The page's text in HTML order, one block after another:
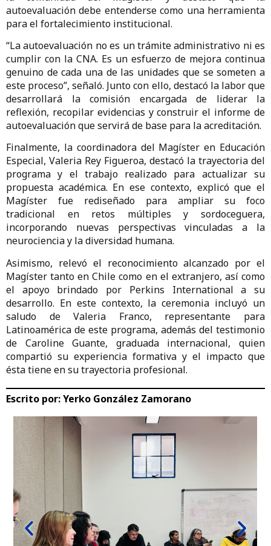
autoevaluación debe entenderse como una herramienta
para el fortalecimiento institucional.
“La autoevaluación no es un trámite administrativo ni es
cumplir con la CNA. Es un esfuerzo de mejora continua
genuino de cada una de las unidades que se someten a
este proceso”, señaló. Junto con ello, destacó la labor que
desarrollará la comisión encargada de liderar la
reflexión, recopilar evidencias y construir el informe de
autoevaluación que servirá de base para la acreditación.
Finalmente, la coordinadora del Magíster en Educación
Especial, Valeria Rey Figueroa, destacó la trayectoria del
programa y el trabajo realizado para actualizar su
propuesta académica. En ese contexto, explicó que el
Magíster fue rediseñado para ampliar su foco
tradicional en retos múltiples y sordoceguera,
incorporando nuevas perspectivas vinculadas a la
neurociencia y la diversidad humana.
Asimismo, relevó el reconocimiento alcanzado por el
Magíster tanto en Chile como en el extranjero, así como
el apoyo brindado por Perkins International a su
desarrollo. En este contexto, la ceremonia incluyó un
saludo de Valeria Franco, representante para
Latinoamérica de este programa, además del testimonio
de Caroline Guante, graduada internacional, quien
compartió su experiencia formativa y el impacto que
ésta tiene en su trayectoria profesional.
Escrito por:Yerko González Zamorano